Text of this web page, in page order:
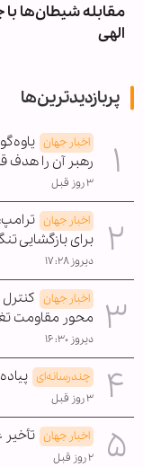
مقابله شیطان‌ها
الهی
پربازدیدترین‌ها
اخبار جهان
رهبر آن را هدف
۳ روز قبل
اخبار جهان
برای بازگشایی
دیروز ۱۷:۲۸
اخبار جهان
محور مقاومت
دیروز ۱۶:۳۰
چندرسانه‌ای
۳ روز قبل
اخبار جهان تأخیر
۲ روز قبل